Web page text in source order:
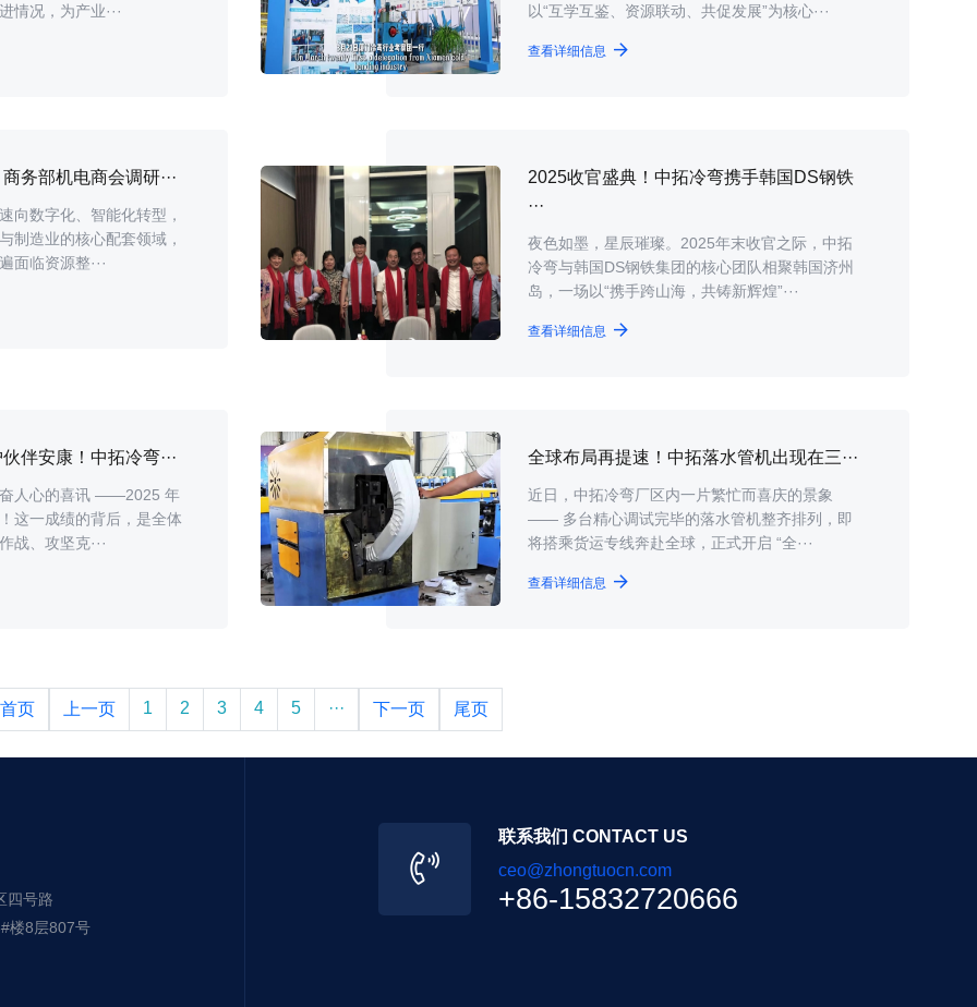
情况，为产业···
以“互学互鉴、资源联动、共促发展”为核心···
查看详细信息
务部机电商会调研···
向数字化、智能化转型，
制造业的核心配套领域，
面临资源整···
2025收官盛典！中拓冷弯携手韩国DS钢铁
···
夜色如墨，星辰璀璨。2025年末收官之际，中拓
冷弯与韩国DS钢铁集团的核心团队相聚韩国济州
岛，一场以“携手跨山海，共铸新辉煌”···
查看详细信息
伴安康！中拓冷弯···
人心的喜讯 ——2025 年
这一成绩的背后，是全体
战、攻坚克···
全球布局再提速！中拓落水管机出现在三···
近日，中拓冷弯厂区内一片繁忙而喜庆的景象
—— 多台精心调试完毕的落水管机整齐排列，即
将搭乘货运专线奔赴全球，正式开启 “全···
查看详细信息
首页 上一页 1 2 3 4 5 ··· 下一页 尾页
四号路
楼8层807号
联系我们 CONTACT US
ceo@zhongtuocn.com
+86-15832720666